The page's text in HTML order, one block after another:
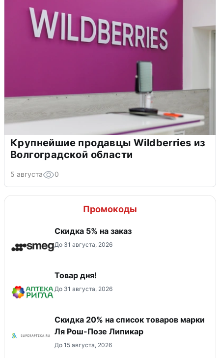
Крупнейшие продавцы Wildberries из
Волгоградской области
5 августа 0
Промокоды
Скидка 5% на заказ
До 31 августа, 2026
Товар дня!
До 31 августа, 2026
Скидка 20% на список товаров марки
Ля Рош-Позе Липикар
До 15 августа, 2026